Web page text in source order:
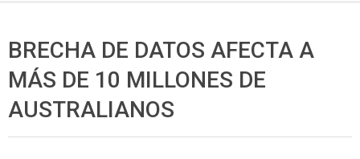
BRECHA DE DATOS AFECTA A
MÁS DE 10 MILLONES DE
AUSTRALIANOS